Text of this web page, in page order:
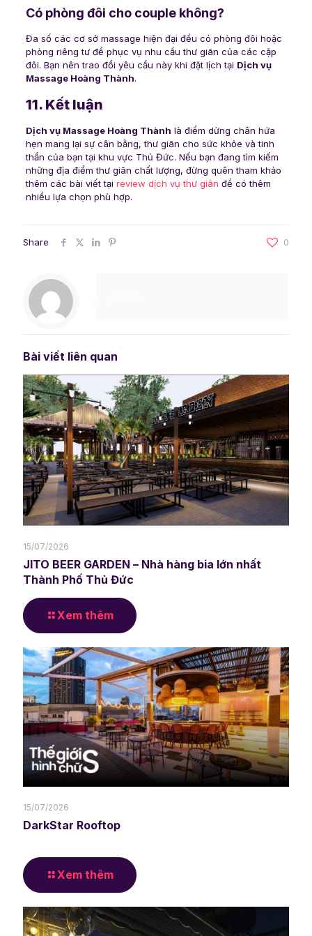
Có phòng đôi cho couple không?
Đa số các cơ sở massage hiện đại đều có phòng đôi hoặc
phòng riêng tư để phục vụ nhu cầu thư giãn của các cặp
đôi. Bạn nên trao đổi yêu cầu này khi đặt lịch tại Dịch vụ
Massage Hoàng Thành.
11. Kết luận
Dịch vụ Massage Hoàng Thành là điểm dừng chân hứa
hẹn mang lại sự cân bằng, thư giãn cho sức khỏe và tinh
thần của bạn tại khu vực Thủ Đức. Nếu bạn đang tìm kiếm
những địa điểm thư giãn chất lượng, đừng quên tham khảo
thêm các bài viết tại review dịch vụ thư giãn để có thêm
nhiều lựa chọn phù hợp.
Share 0
Bài viết liên quan
15/07/2026
JITO BEER GARDEN – Nhà hàng bia lớn nhất
Thành Phố Thủ Đức
Xem thêm
15/07/2026
DarkStar Rooftop
Xem thêm